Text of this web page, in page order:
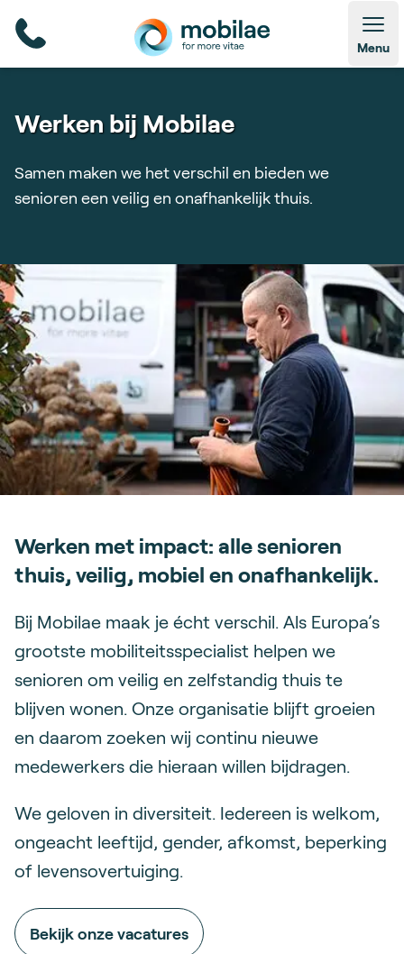
Menu
Werken bij Mobilae
Samen maken we het verschil en bieden we
senioren een veilig en onafhankelijk thuis.
Werken met impact: alle senioren
thuis, veilig, mobiel en onafhankelijk.
Bij Mobilae maak je écht verschil. Als Europa’s
grootste mobiliteitsspecialist helpen we
senioren om veilig en zelfstandig thuis te
blijven wonen. Onze organisatie blijft groeien
en daarom zoeken wij continu nieuwe
medewerkers die hieraan willen bijdragen.
We geloven in diversiteit. Iedereen is welkom,
ongeacht leeftijd, gender, afkomst, beperking
of levensovertuiging.
Bekijk onze vacatures